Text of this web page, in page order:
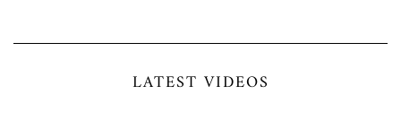
LATEST VIDEOS